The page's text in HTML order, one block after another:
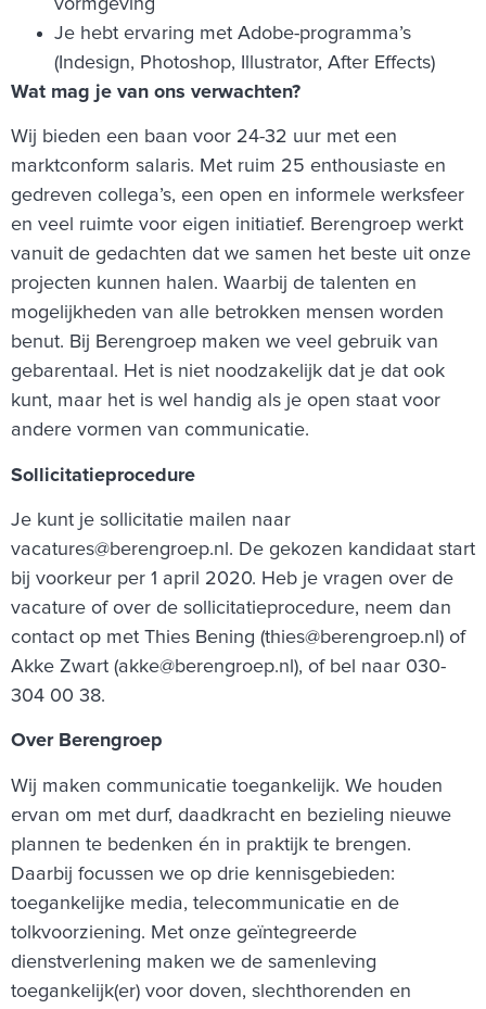
vormgeving
Je hebt ervaring met Adobe-programma’s
(Indesign, Photoshop, Illustrator, After Effects)
Wat mag je van ons verwachten?
Wij bieden een baan voor 24-32 uur met een
marktconform salaris. Met ruim 25 enthousiaste en
gedreven collega’s, een open en informele werksfeer
en veel ruimte voor eigen initiatief. Berengroep werkt
vanuit de gedachten dat we samen het beste uit onze
projecten kunnen halen. Waarbij de talenten en
mogelijkheden van alle betrokken mensen worden
benut. Bij Berengroep maken we veel gebruik van
gebarentaal. Het is niet noodzakelijk dat je dat ook
kunt, maar het is wel handig als je open staat voor
andere vormen van communicatie.
Sollicitatieprocedure
Je kunt je sollicitatie mailen naar
vacatures@berengroep.nl. De gekozen kandidaat start
bij voorkeur per 1 april 2020. Heb je vragen over de
vacature of over de sollicitatieprocedure, neem dan
contact op met Thies Bening (thies@berengroep.nl) of
Akke Zwart (akke@berengroep.nl), of bel naar 030-
304 00 38.
Over Berengroep
Wij maken communicatie toegankelijk. We houden
ervan om met durf, daadkracht en bezieling nieuwe
plannen te bedenken én in praktijk te brengen.
Daarbij focussen we op drie kennisgebieden:
toegankelijke media, telecommunicatie en de
tolkvoorziening. Met onze geïntegreerde
dienstverlening maken we de samenleving
toegankelijk(er) voor doven, slechthorenden en